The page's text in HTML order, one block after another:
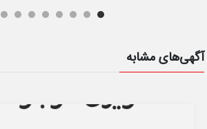
آگهی‌های مشابه